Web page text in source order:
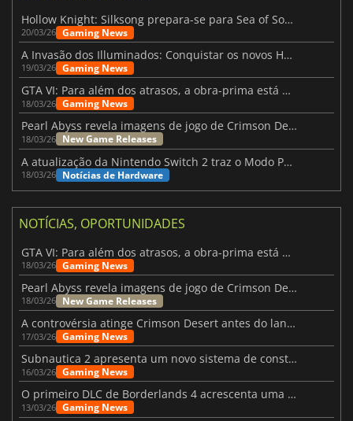
Hollow Knight: Silksong prepara-se para Sea of Sorrow com um patch
20/03/26 Gaming News
A Invasão dos Illuminados: Conquistar os novos Helldivers 2 Atualização!
19/03/26 Gaming News
GTA VI: Para além dos atrasos, a obra-prima está quase a chegar
18/03/26 Gaming News
Pearl Abyss revela imagens de jogo de Crimson Desert para a PS5
18/03/26 New Game Releases
A atualização da Nintendo Switch 2 traz o Modo Portátil aos jogos mais antigos da Switch
18/03/26 Notícias de Hardware
NOTÍCIAS, OPORTUNIDADES
GTA VI: Para além dos atrasos, a obra-prima está quase a chegar
18/03/26 Gaming News
Pearl Abyss revela imagens de jogo de Crimson Desert para a PS5
18/03/26 New Game Releases
A controvérsia atinge Crimson Desert antes do lançamento
17/03/26 Gaming News
Subnautica 2 apresenta um novo sistema de construção de bases
16/03/26 Gaming News
O primeiro DLC de Borderlands 4 acrescenta uma nova personagem e muito mais
13/03/26 Gaming News